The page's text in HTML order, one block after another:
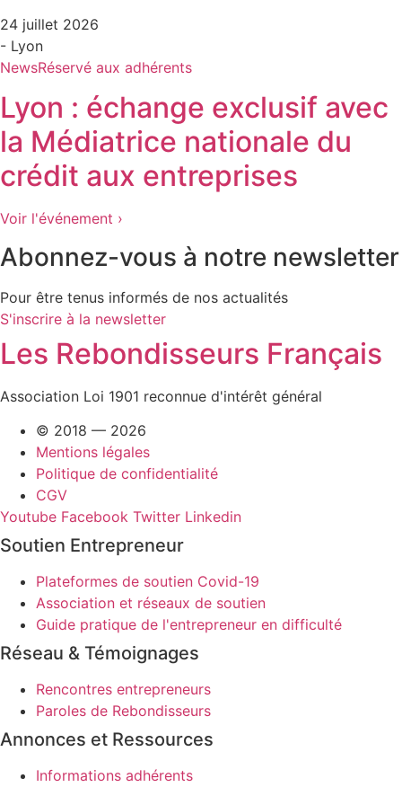
24 juillet 2026
- Lyon
NewsRéservé aux adhérents
Lyon : échange exclusif avec
la Médiatrice nationale du
crédit aux entreprises
Voir l'événement ›
Abonnez-vous à notre newsletter
Pour être tenus informés de nos actualités
S'inscrire à la newsletter
Les Rebondisseurs Français
Association Loi 1901 reconnue d'intérêt général
© 2018 — 2026
Mentions légales
Politique de confidentialité
CGV
Youtube Facebook Twitter Linkedin
Soutien Entrepreneur
Plateformes de soutien Covid-19
Association et réseaux de soutien
Guide pratique de l'entrepreneur en difficulté
Réseau & Témoignages
Rencontres entrepreneurs
Paroles de Rebondisseurs
Annonces et Ressources
Informations adhérents